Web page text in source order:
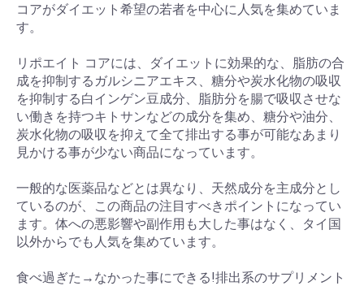
コアがダイエット希望の若者を中心に人気を集めていま
す。
リポエイト コアには、ダイエットに効果的な、脂肪の合
成を抑制するガルシニアエキス、糖分や炭水化物の吸収
を抑制する白インゲン豆成分、脂肪分を腸で吸収させな
い働きを持つキトサンなどの成分を集め、糖分や油分、
炭水化物の吸収を抑えて全て排出する事が可能なあまり
見かける事が少ない商品になっています。
一般的な医薬品などとは異なり、天然成分を主成分とし
ているのが、この商品の注目すべきポイントになってい
ます。体への悪影響や副作用も大した事はなく、タイ国
以外からでも人気を集めています。
食べ過ぎた→なかった事にできる!排出系のサプリメント